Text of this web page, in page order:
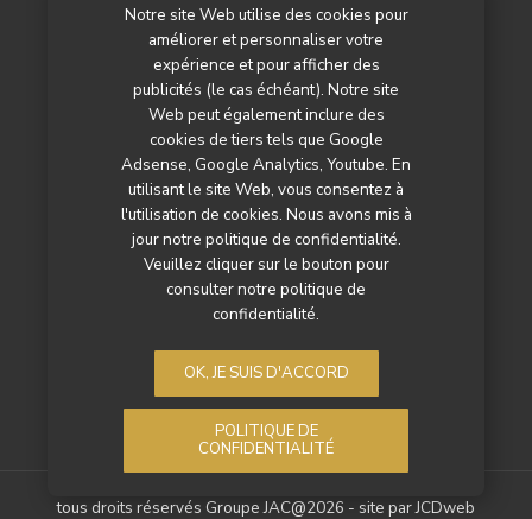
Notre site Web utilise des cookies pour
améliorer et personnaliser votre
expérience et pour afficher des
publicités (le cas échéant). Notre site
Web peut également inclure des
cookies de tiers tels que Google
Adsense, Google Analytics, Youtube. En
utilisant le site Web, vous consentez à
l'utilisation de cookies. Nous avons mis à
jour notre politique de confidentialité.
Veuillez cliquer sur le bouton pour
consulter notre politique de
confidentialité.
OK, JE SUIS D'ACCORD
POLITIQUE DE
CONFIDENTIALITÉ
Nos autres titres
Qui sommes-nous ?
Contactez-nous
Mentions légales
Politique de confidentialité
tous droits réservés Groupe JAC@2026 - site parJCDweb